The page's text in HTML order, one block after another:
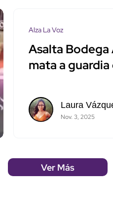
Alza La Voz
Asalta Bodega
mata a
Laura
Nov. 3, 2025
Ver Más